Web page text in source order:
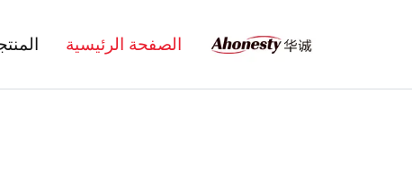
الصفحة الرئيسية